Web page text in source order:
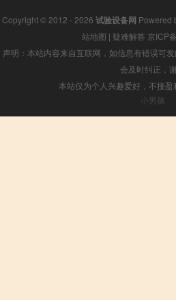
Copyright © 2012 - 2026 试验设备网 Powered
站地图 | 疑难解答 京ICP
声明：本站内容来自互联网，如信息有错误可
会及时纠正，
本站仅为个人兴趣爱好，不接
小男孩